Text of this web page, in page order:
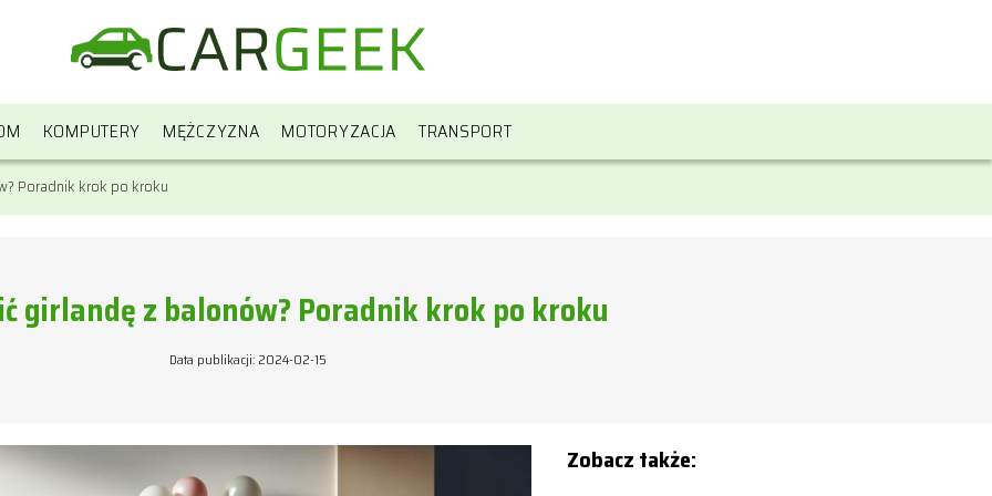
KOMPUTERY MĘŻCZYZNA MOTORYZACJA TRANSPORT
Poradnik krok po kroku
girlandę z balonów? Poradnik krok po kroku
Data publikacji: 2024-02-15
Zobacz także: